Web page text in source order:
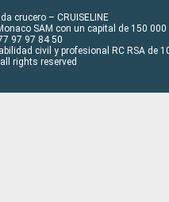
crucero – CRUISELINE
SAM con un capital de 150 000
97 97 84 50
civil y profesional RC RSA de
rights reserved